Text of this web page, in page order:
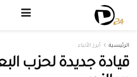
الرئيسية أبرز الأنباء
قيادة جديدة لحزب